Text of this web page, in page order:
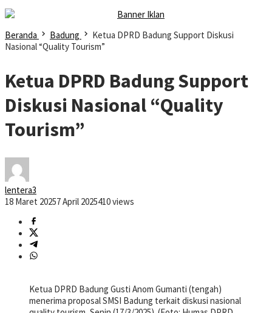
Beranda Badung
Ketua DPRD Badung Support Diskusi
Nasional “Quality Tourism”
Ketua DPRD Badung Support
Diskusi Nasional “Quality
Tourism”
lentera3
18 Maret 20257 April 2025410 views
Ketua DPRD Badung Gusti Anom Gumanti (tengah)
menerima proposal SMSI Badung terkait diskusi nasional